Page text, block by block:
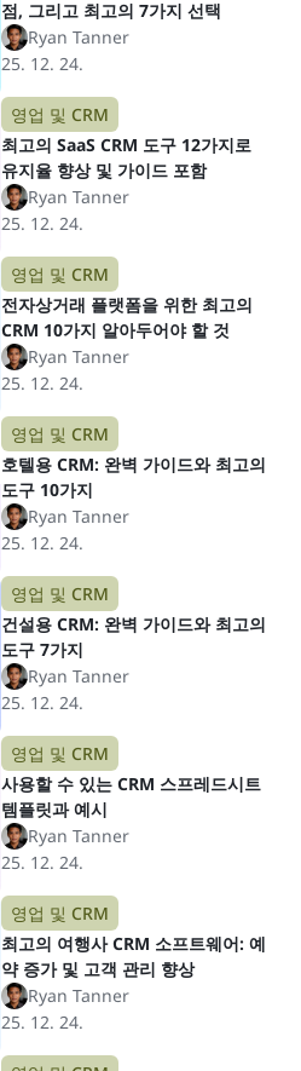
점, 그리고 최고의 7가지 선택
Ryan Tanner
25. 12. 24.
영업 및 CRM
최고의 SaaS CRM 도구 12가지로
유지율 향상 및 가이드 포함
Ryan Tanner
25. 12. 24.
영업 및 CRM
전자상거래 플랫폼을 위한 최고의
CRM 10가지 알아두어야 할 것
Ryan Tanner
25. 12. 24.
영업 및 CRM
호텔용 CRM: 완벽 가이드와 최고의
도구 10가지
Ryan Tanner
25. 12. 24.
영업 및 CRM
건설용 CRM: 완벽 가이드와 최고의
도구 7가지
Ryan Tanner
25. 12. 24.
영업 및 CRM
사용할 수 있는 CRM 스프레드시트
템플릿과 예시
Ryan Tanner
25. 12. 24.
영업 및 CRM
최고의 여행사 CRM 소프트웨어: 예
약 증가 및 고객 관리 향상
Ryan Tanner
25. 12. 24.